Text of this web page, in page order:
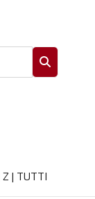
Cerca
Z | TUTTI